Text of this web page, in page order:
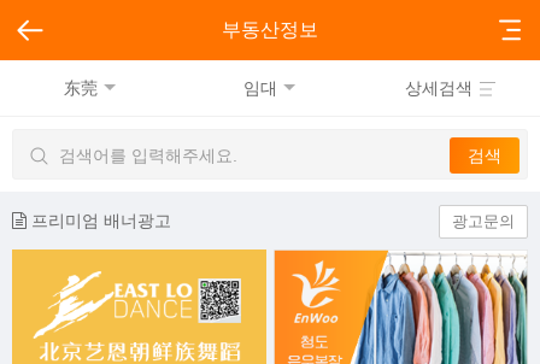
부동산정보
东莞 임대 상세검색
프리미엄 배너광고 광고문의